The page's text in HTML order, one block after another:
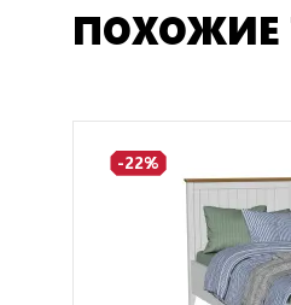
ПОХОЖИЕ
-22%